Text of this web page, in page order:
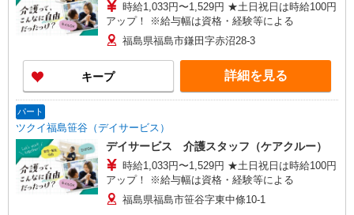
時給1,033円〜1,529円 ★土日祝日は時給100円
アップ！ ※給与幅は資格・経験等による
福島県福島市鎌田字赤沼28-3
キープ 詳細を見る
パート
ツクイ福島笹谷（デイサービス）
デイサービス 介護スタッフ（ケアクルー）
時給1,033円〜1,529円 ★土日祝日は時給100円
アップ！ ※給与幅は資格・経験等による
福島県福島市笹谷字東中條10-1